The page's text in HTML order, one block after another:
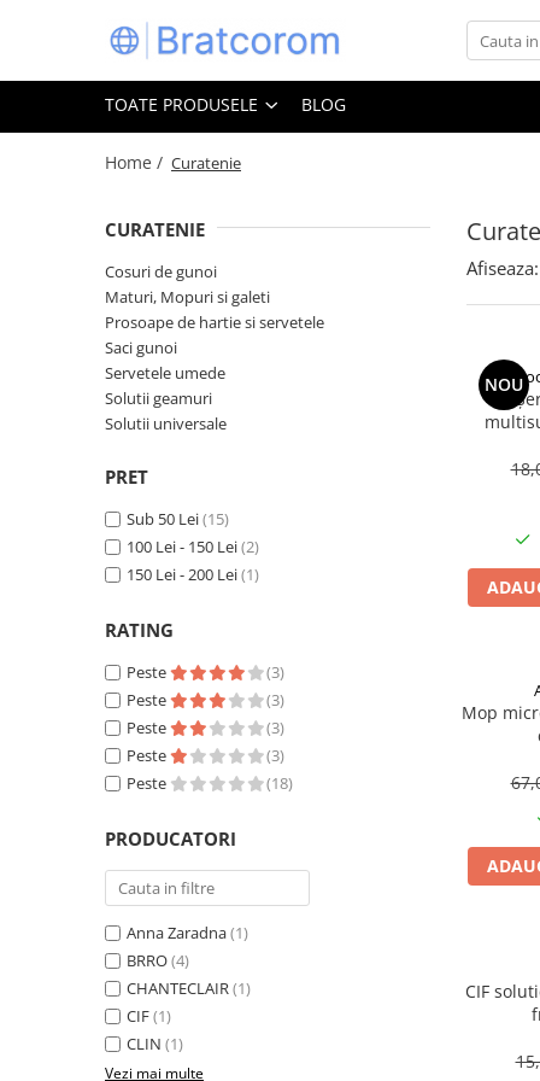
Toate Produsele
Articole animale
Adapatoare animale
Hrana pentru caini
Hrana pentru pisici
Produse igiena externa animale
Bucatarii de vara Tuozi
Articole ambalare
Articole bucatarie
Articole organizare
Articole Sportive
Incalzire si racire
Usi si porti
Constructii
Accesorii gips carton
Accesorii gresie si faianta
Accesorii pentru faianta, gresie si
Accesorii polizare si slefuire
Accesorii vopsire si tencuire
Materiale electrice
TOATE PRODUSELE BLOG
Home / Curatenie
CURATENIE
Cosuri de gunoi
Maturi, Mopuri si galeti
Prosoape de hartie si servetele
Saci gunoi
Servetele umede
Solutii geamuri
Solutii universale
PRET
Sub 50 Lei(15)
100 Lei - 150 Lei(2)
150 Lei - 200 Lei(1)
RATING
Peste
(3)
Peste
(3)
Peste
(3)
Peste
(3)
Peste
(18)
PRODUCATORI
Anna Zaradna(1)
BRRO(4)
CHANTECLAIR(1)
CIF(1)
CLIN (1)
Vezi mai multe
Afiseaza:
NOU
Mop
CIF